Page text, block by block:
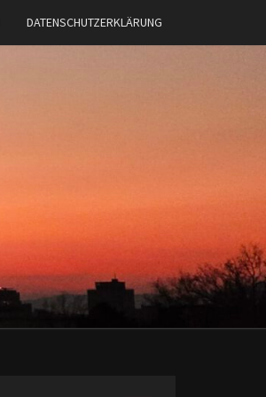
DATENSCHUTZERKLÄRUNG